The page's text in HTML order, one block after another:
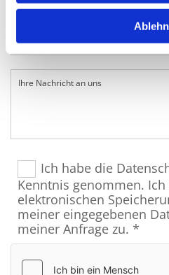
Ich habe die
Kenntnis genommen.
elektronischen
meiner eingegebenen
meiner Anfrage zu. *